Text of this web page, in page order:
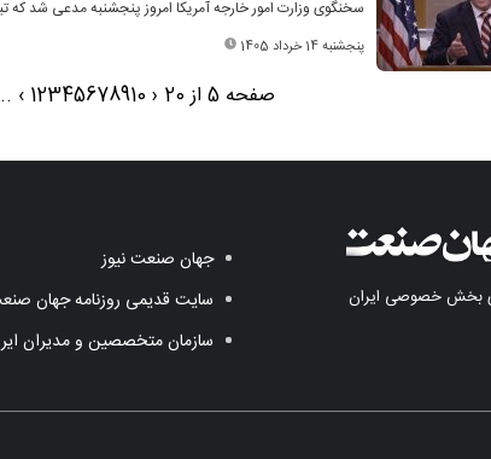
سخنگوی وزارت امور خارجه آمریکا امروز پنجشنبه مدعی شد که
پنجشنبه 14 خرداد 1405
صفحه 5 از 20 ‹
12345678910
›
بخش خصوصی ایران
جهان صنعت نیوز
سایت قدیمی روزنامه جهان
سازمان متخصصین و مدیران